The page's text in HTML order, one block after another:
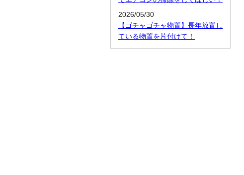
2026/05/30
【ゴチャゴチャ物置】長年放置し
ている物置を片付けて！